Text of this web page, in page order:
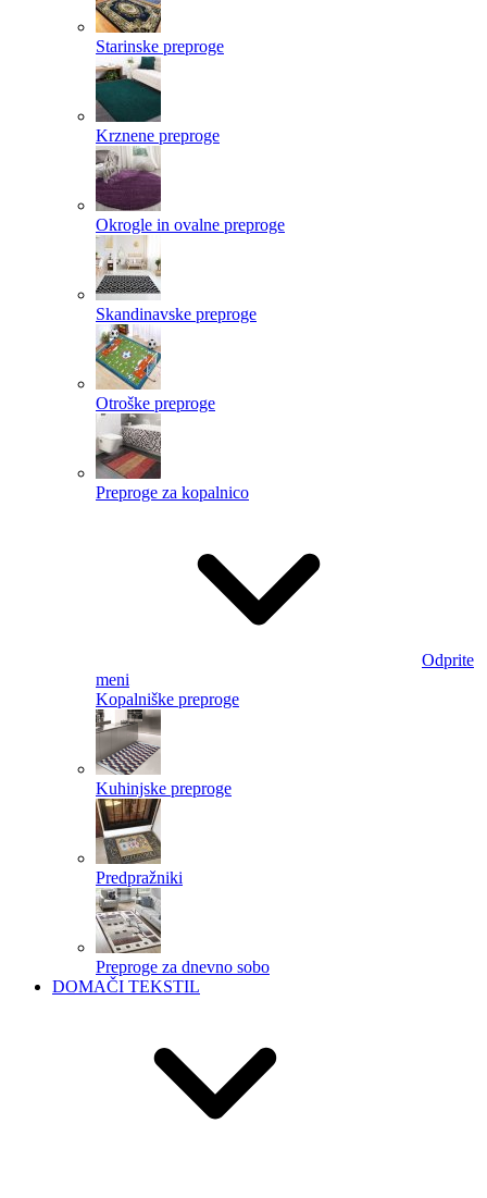
Starinske preproge
Krznene preproge
Okrogle in ovalne preproge
Skandinavske preproge
Otroške preproge
Preproge za kopalnico
Odprite
meni
Kopalniške preproge
Kuhinjske preproge
Predpražniki
Preproge za dnevno sobo
DOMAČI TEKSTIL